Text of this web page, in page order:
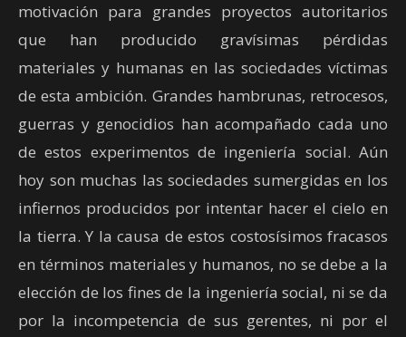
motivación para grandes proyectos autoritarios
que han producido gravísimas pérdidas
materiales y humanas en las sociedades víctimas
de esta ambición. Grandes hambrunas, retrocesos,
guerras y genocidios han acompañado cada uno
de estos experimentos de ingeniería social. Aún
hoy son muchas las sociedades sumergidas en los
infiernos producidos por intentar hacer el cielo en
la tierra. Y la causa de estos costosísimos fracasos
en términos materiales y humanos, no se debe a la
elección de los fines de la ingeniería social, ni se da
por la incompetencia de sus gerentes, ni por el